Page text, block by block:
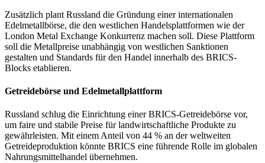
Zusätzlich plant Russland die Gründung einer internationalen
Edelmetallbörse, die den westlichen Handelsplattformen wie der
London Metal Exchange Konkurrenz machen soll. Diese Plattform
soll die Metallpreise unabhängig von westlichen Sanktionen
gestalten und Standards für den Handel innerhalb des BRICS-
Blocks etablieren.
Getreidebörse und Edelmetallplattform
Russland schlug die Einrichtung einer BRICS-Getreidebörse vor,
um faire und stabile Preise für landwirtschaftliche Produkte zu
gewährleisten. Mit einem Anteil von 44 % an der weltweiten
Getreideproduktion könnte BRICS eine führende Rolle im globalen
Nahrungsmittelhandel übernehmen.